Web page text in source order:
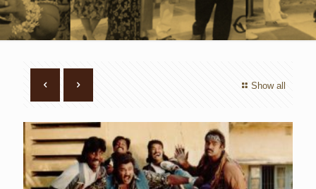
Show all